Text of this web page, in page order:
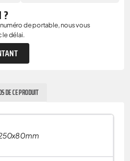
?
de portable, nous vous
le délai.
DE CE PRODUIT